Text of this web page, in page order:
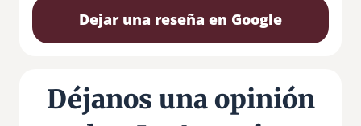
Dejar una reseña en Google
Déjanos una opinión